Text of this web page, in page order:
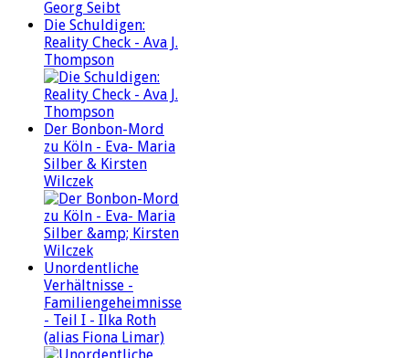
Die Schuldigen:
Reality Check - Ava J.
Thompson
Der Bonbon-Mord
zu Köln - Eva- Maria
Silber & Kirsten
Wilczek
Unordentliche
Verhältnisse -
Familiengeheimnisse
- Teil I - Ilka Roth
(alias Fiona Limar)